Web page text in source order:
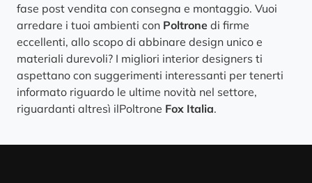
fase post vendita con consegna e montaggio. Vuoi
arredare i tuoi ambienti con Poltrone di firme
eccellenti, allo scopo di abbinare design unico e
materiali durevoli? I migliori interior designers ti
aspettano con suggerimenti interessanti per tenerti
informato riguardo le ultime novità nel settore,
riguardanti altresì ilPoltrone Fox Italia.